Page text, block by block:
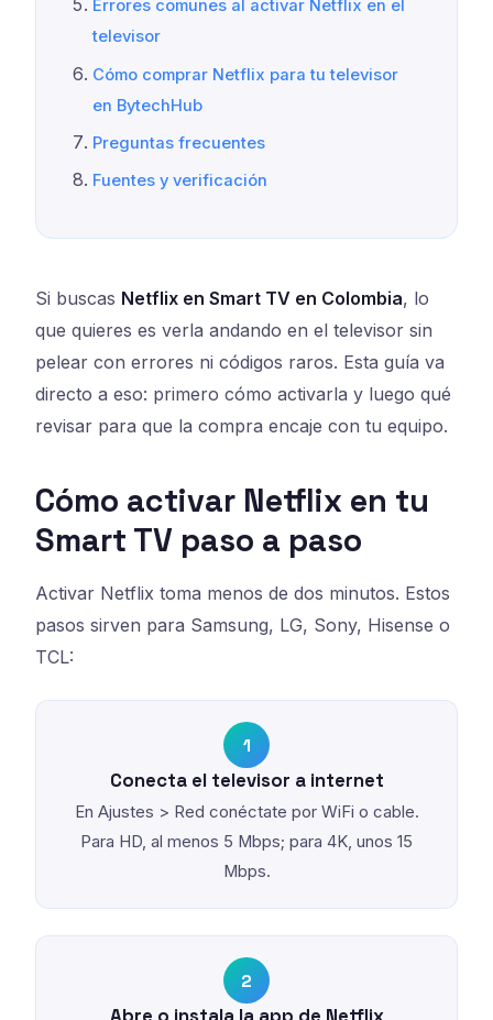
Errores comunes al activar Netflix en el
televisor
Cómo comprar Netflix para tu televisor
en BytechHub
Preguntas frecuentes
Fuentes y verificación
Si buscas Netflix en Smart TV en Colombia, lo
que quieres es verla andando en el televisor sin
pelear con errores ni códigos raros. Esta guía va
directo a eso: primero cómo activarla y luego qué
revisar para que la compra encaje con tu equipo.
Cómo activar Netflix en tu
Smart TV paso a paso
Activar Netflix toma menos de dos minutos. Estos
pasos sirven para Samsung, LG, Sony, Hisense o
TCL:
1
Conecta el televisor a internet
En Ajustes > Red conéctate por WiFi o cable.
Para HD, al menos 5 Mbps; para 4K, unos 15
Mbps.
2